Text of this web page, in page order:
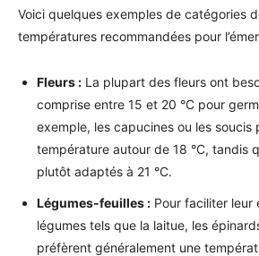
Voici quelques exemples de catégories
températures recommandées pour
Fleurs : La plupart des fleurs ont
comprise entre 15 et 20 °C pour
exemple, les capucines ou les soucis
température autour de 18 °C, tandis
plutôt adaptés à 21 °C.
Légumes-feuilles : Pour faciliter leur
légumes tels que la laitue, les
préfèrent généralement une